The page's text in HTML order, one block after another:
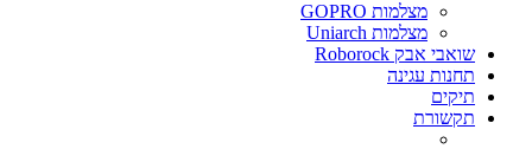
מצלמות GOPRO
מצלמות Uniarch
שואבי אבק Roborock
תחנות עגינה
תיקים
תקשורת